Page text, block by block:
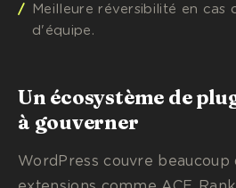
Meilleure réversibilité en cas
d'équipe.
Un écosystème de
à gouverner
WordPress couvre beaucoup